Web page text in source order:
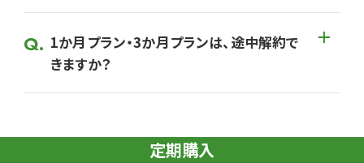
1か月プラン・3か月プランは、途中解約で
きますか？
定期購入